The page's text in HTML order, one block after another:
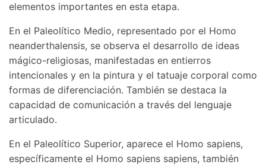
elementos importantes en esta etapa.
En el Paleolítico Medio, representado por el Homo
neanderthalensis, se observa el desarrollo de ideas
mágico-religiosas, manifestadas en entierros
intencionales y en la pintura y el tatuaje corporal como
formas de diferenciación. También se destaca la
capacidad de comunicación a través del lenguaje
articulado.
En el Paleolítico Superior, aparece el Homo sapiens,
específicamente el Homo sapiens sapiens, también